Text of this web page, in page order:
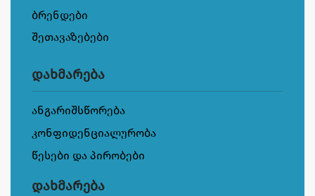
ბრენდები
შეთავაზებები
დახმარება
ანგარიშსწორება
კონფიდენციალურობა
წესები და პირობები
დახმარება